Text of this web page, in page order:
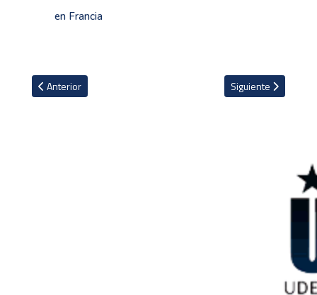
en Francia
Artículo anterior: Federación Inglesa de Fútbol limita los
Anterior Artículo siguiente:
Siguiente